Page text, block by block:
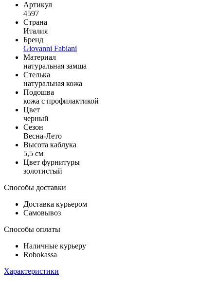
Артикул
4597
Страна
Италия
Бренд
Giovanni Fabiani
Материал
натуральная замша
Стелька
натуральная кожа
Подошва
кожа с профилактикой
Цвет
черный
Сезон
Весна-Лето
Высота каблука
5,5 см
Цвет фурнитуры
золотистый
Способы доставки
Доставка курьером
Самовывоз
Способы оплаты
Наличные курьеру
Robokassa
Характеристики